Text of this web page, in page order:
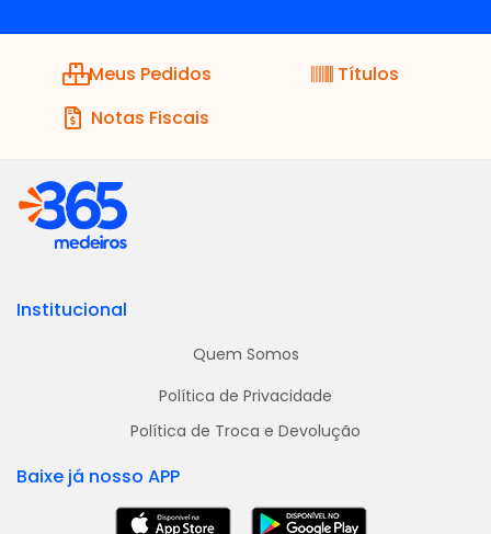
Meus Pedidos
Títulos
Notas Fiscais
Institucional
Quem Somos
Política de Privacidade
Política de Troca e Devolução
Baixe já nosso APP